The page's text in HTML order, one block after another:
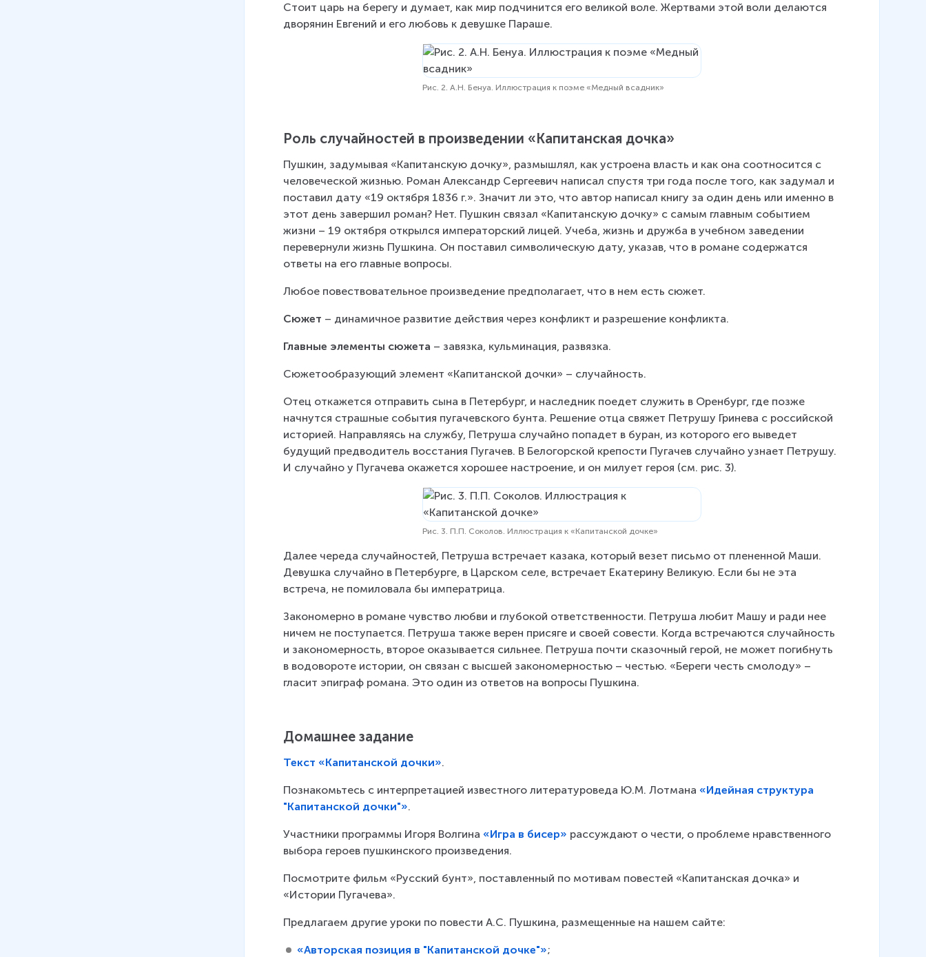
Стоит царь на берегу и думает, как мир подчинится его великой воле. Жертвами этой воли делаются
дворянин Евгений и его любовь к девушке Параше.
Рис. 2. А.Н. Бенуа. Иллюстрация к поэме «Медный всадник»
Роль случайностей в произведении «Капитанская дочка»
Пушкин, задумывая «Капитанскую дочку», размышлял, как устроена власть и как она соотносится с
человеческой жизнью. Роман Александр Сергеевич написал спустя три года после того, как задумал и
поставил дату «19 октября 1836 г.». Значит ли это, что автор написал книгу за один день или именно в
этот день завершил роман? Нет. Пушкин связал «Капитанскую дочку» с самым главным событием
жизни – 19 октября открылся императорский лицей. Учеба, жизнь и дружба в учебном заведении
перевернули жизнь Пушкина. Он поставил символическую дату, указав, что в романе содержатся
ответы на его главные вопросы.
Любое повествовательное произведение предполагает, что в нем есть сюжет.
Сюжет – динамичное развитие действия через конфликт и разрешение конфликта.
Главные элементы сюжета – завязка, кульминация, развязка.
Сюжетообразующий элемент «Капитанской дочки» – случайность.
Отец откажется отправить сына в Петербург, и наследник поедет служить в Оренбург, где позже
начнутся страшные события пугачевского бунта. Решение отца свяжет Петрушу Гринева с российской
историей. Направляясь на службу, Петруша случайно попадет в буран, из которого его выведет
будущий предводитель восстания Пугачев. В Белогорской крепости Пугачев случайно узнает Петрушу.
И случайно у Пугачева окажется хорошее настроение, и он милует героя (см. рис. 3).
Рис. 3. П.П. Соколов. Иллюстрация к «Капитанской дочке»
Далее череда случайностей, Петруша встречает казака, который везет письмо от плененной Маши.
Девушка случайно в Петербурге, в Царском селе, встречает Екатерину Великую. Если бы не эта
встреча, не помиловала бы императрица.
Закономерно в романе чувство любви и глубокой ответственности. Петруша любит Машу и ради нее
ничем не поступается. Петруша также верен присяге и своей совести. Когда встречаются случайность
и закономерность, второе оказывается сильнее. Петруша почти сказочный герой, не может погибнуть
в водовороте истории, он связан с высшей закономерностью – честью. «Береги честь смолоду» –
гласит эпиграф романа. Это один из ответов на вопросы Пушкина.
Домашнее задание
Текст «Капитанской дочки».
Познакомьтесь с интерпретацией известного литературоведа Ю.М. Лотмана «Идейная структура
"Капитанской дочки"».
Участники программы Игоря Волгина «Игра в бисер» рассуждают о чести, о проблеме нравственного
выбора героев пушкинского произведения.
Посмотрите фильм «Русский бунт», поставленный по мотивам повестей «Капитанская дочка» и
«Истории Пугачева».
Предлагаем другие уроки по повести А.С. Пушкина, размещенные на нашем сайте:
«Авторская позиция в "Капитанской дочке"»;